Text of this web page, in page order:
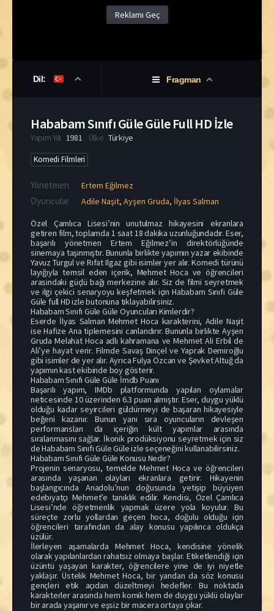
Reklamı Geç
Dil: Fragman
Hababam Sınıfı Güle Güle Full HD İzle
Yapım Yılı 1981 Ülke Türkiye
Komedi Filmleri
Yönetmen Ertem Eğilmez
Oyuncular Adile Naşit, Ayşen Gruda, İlyas Salman
Özel Çamlıca Lisesi’nin unutulmaz hikayesini ekranlara
getiren film, toplamda 1 saat 18 dakika uzunluğundadır. Eser,
başarılı yönetmen Ertem Eğilmez’in direktörlüğünde
sinemaya taşınmıştır. Bununla birlikte yapımın yazar ekibinde
Yavuz Turgul ve Rıfat Ilgaz gibi isimler yer alır. Komedi türünü
layığıyla temsil eden içerik, Mehmet Hoca ve öğrencileri
arasındaki güçlü bağı merkezine alır. Siz de filmi seyretmek
ve ilgi çekici senaryoyu keşfetmek için Hababam Sınıfı Güle
Güle full HD izle butonuna tıklayabilirsiniz.
Hababam Sınıfı Güle Güle Oyuncuları Kimlerdir?
Eserde İlyas Salman Mehmet Hoca karakterini, Adile Naşit
ise Hafize Ana tiplemesini canlandırır. Bununla birlikte Ayşen
Gruda Melahat Hoca adlı kahramana ve Mehmet Ali Erbil de
Ali’ye hayat verir. Filmde Savaş Dinçel ve Yaprak Demiroğlu
gibi isimler de yer alır. Ayrıca Fulya Özcan ve Şevket Altuğ da
yapımın kast ekibinde boy gösterir.
Hababam Sınıfı Güle Güle İmdb Puanı
Başarılı yapım, IMDb platformunda yapılan oylamalar
neticesinde 10 üzerinden 6.3 puan almıştır. Eser, duygu yüklü
olduğu kadar seyircileri güldürmeyi de başaran hikayesiyle
beğeni kazanır. Bunun yanı sıra oyuncuların devleşen
performansları da içeriğin kült yapımlar arasında
sıralanmasını sağlar. İkonik prodüksiyonu seyretmek için siz
de Hababam Sınıfı Güle Güle izle seçeneğini kullanabilirsiniz.
Hababam Sınıfı Güle Güle Konusu Nedir?
Projenin senaryosu, temelde Mehmet Hoca ve öğrencileri
arasında yaşanan olayları ekranlara getirir. Hikayenin
başlangıcında Anadolu’nun doğusunda yetişip büyüyen
edebiyatçı Mehmet’e tanıklık edilir. Kendisi, Özel Çamlıca
Lisesi’nde öğretmenlik yapmak üzere yola koyulur. Bu
süreçte zorlu yollardan geçen hoca, doğulu olduğu için
öğrencileri tarafından da alay konusu yapılınca oldukça
üzülür.
İlerleyen aşamalarda Mehmet Hoca, kendisine yönelik
olarak yapılanlardan rahatsız olmaya başlar. Etiketlendiği için
üzüntü yaşayan karakter, öğrencilere yine de iyi niyetle
yaklaşır. Üstelik Mehmet Hoca, bir yandan da söz konusu
gençleri etik açıdan düzeltmeyi hedefler. Bu noktada
karakterler arasında hem komik hem de duygu yüklü olaylar
bir arada yaşanır ve eşsiz bir macera ortaya çıkar.